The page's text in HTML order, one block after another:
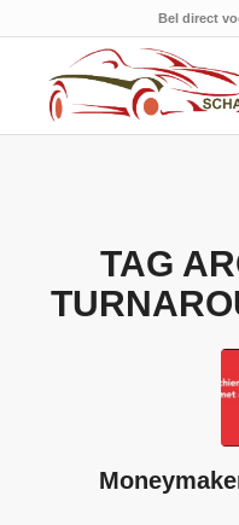
Bel direct
TAG